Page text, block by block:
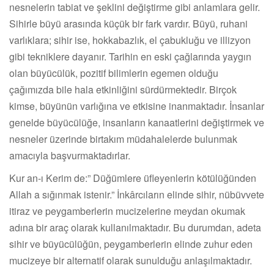
nesnelerin tabiat ve şeklini değiştirme gibi anlamlara gelir.
Sihirle büyü arasında küçük bir fark vardır. Büyü, ruhani
varlıklara; sihir ise, hokkabazlık, el çabukluğu ve illizyon
gibi tekniklere dayanır. Tarihin en eski çağlarında yaygın
olan büyücülük, pozitif bilimlerin egemen olduğu
çağımızda bile hala etkinliğini sürdürmektedir. Birçok
kimse, büyünün varlığına ve etkisine inanmaktadır. İnsanlar
genelde büyücülüğe, insanların kanaatlerini değiştirmek ve
nesneler üzerinde birtakım müdahalelerde bulunmak
amacıyla başvurmaktadırlar.
Kur an-ı Kerim de:” Düğümlere üfleyenlerin kötülüğünden
Allah a sığınmak istenir.” İnkârcıların elinde sihir, nübüvvete
itiraz ve peygamberlerin mucizelerine meydan okumak
adına bir araç olarak kullanılmaktadır. Bu durumdan, adeta
sihir ve büyücülüğün, peygamberlerin elinde zuhur eden
mucizeye bir alternatif olarak sunulduğu anlaşılmaktadır.